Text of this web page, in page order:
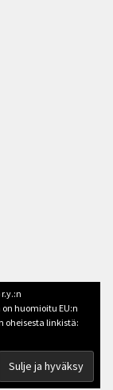
huomioitu EU:n
oheisesta linkistä: